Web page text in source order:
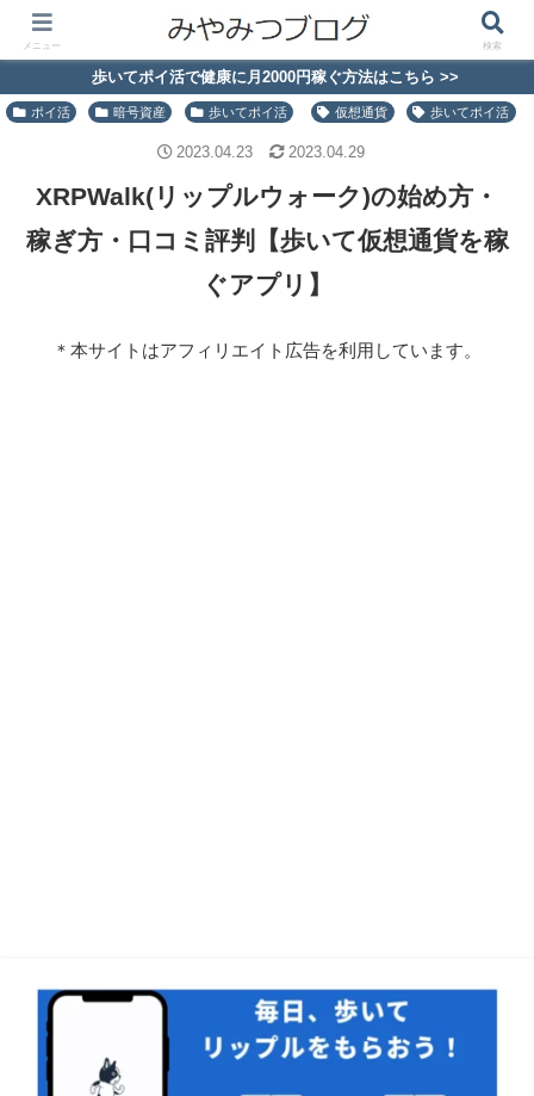
歩いてポイ活で健康に月2000円稼ぐ方法はこちら >>
ポイ活 暗号資産 歩いてポイ活 仮想通貨 歩いてポイ活
XRPWalk(リップルウォーク)の始め方・
稼ぎ方・口コミ評判【歩いて仮想通貨を稼
ぐアプリ】
＊本サイトはアフィリエイト広告を利用しています。
2023.04.23 2023.04.29
メニュー 検索